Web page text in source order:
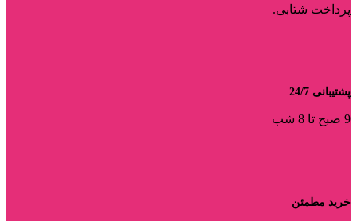
پرداخت شتابی.
پشتیبانی 24/7
9 صبح تا 8 شب
خرید مطمئن